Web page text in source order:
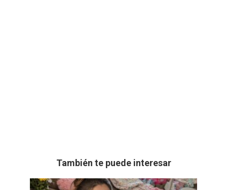
También te puede interesar